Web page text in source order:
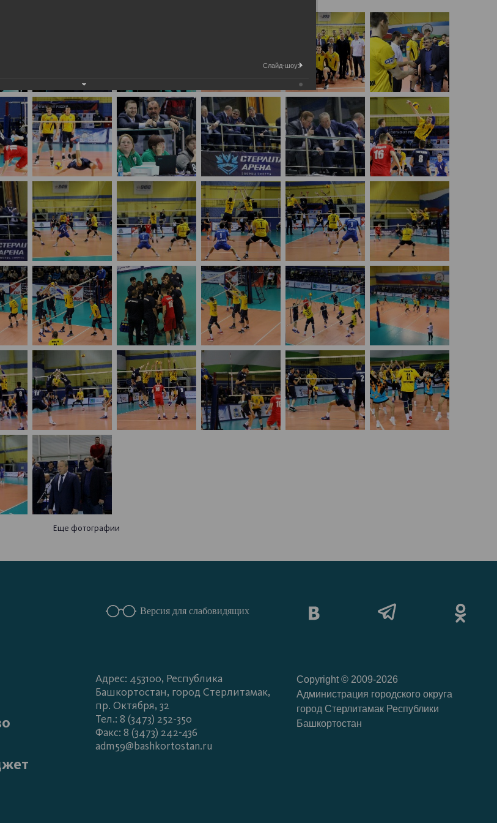
Еще фотографии
Версия для слабовидящих
Адрес: 453100, Республика
Башкортостан, город Стерлитамак,
пр. Октября, 32
Тел.: 8 (3473) 252-350
Факс: 8 (3473) 242-436
adm59@bashkortostan.ru
Copyright © 2009-2026
Администрация городского округа
город Стерлитамак Республики
Башкортостан
Слайд-шоу: